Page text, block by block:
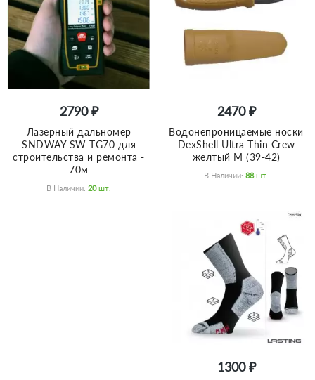
2790 ₽
Лазерный дальномер
SNDWAY SW-TG70 для
строительства и ремонта -
70м
В Наличии: 20 Шт.
2470 ₽
Водонепроницаемые носки
DexShell Ultra Thin Crew
желтый M (39-42)
В Наличии: 88 Шт.
1300 ₽